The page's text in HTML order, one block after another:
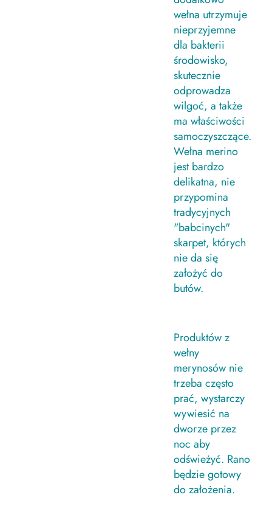
wełna utrzymuje
nieprzyjemne
dla bakterii
środowisko,
skutecznie
odprowadza
wilgoć, a także
ma właściwości
samoczyszczące.
Wełna merino
jest bardzo
delikatna, nie
przypomina
tradycyjnych
"babcinych"
skarpet, których
nie da się
założyć do
butów.
Produktów z
wełny
merynosów nie
trzeba często
prać, wystarczy
wywiesić na
dworze przez
noc aby
odświeżyć. Rano
będzie gotowy
do założenia.